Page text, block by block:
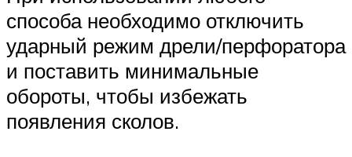
способа необходимо отключить
ударный режим дрели/перфоратора
и поставить минимальные
обороты, чтобы избежать
появления сколов.